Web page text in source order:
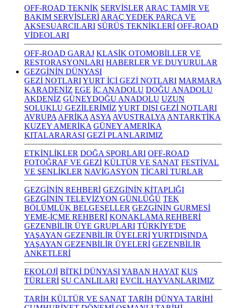
OFF-ROAD TEKNİK SERVİSLER ARAÇ TAMİR VE
BAKIM SERVİSLERİ ARAÇ YEDEK PARÇA VE
AKSESUARCILARI SÜRÜŞ TEKNİKLERİ OFF-ROAD
VİDEOLARI
OFF-ROAD GARAJ KLASİK OTOMOBİLLER VE
RESTORASYONLARI HABERLER VE DUYURULAR
GEZGİNİN DÜNYASI
GEZİ NOTLARIYURT İÇİ GEZİ NOTLARI MARMARA
KARADENİZ EGE İÇ ANADOLU DOĞU ANADOLU
AKDENİZ GÜNEYDOĞU ANADOLU UZUN
SOLUKLU GEZİLERİMİZ YURT DIŞI GEZİ NOTLARI
AVRUPA AFRİKA ASYA AVUSTRALYA ANTARKTİKA
KUZEY AMERİKA GÜNEY AMERİKA
KITALARARASI GEZİ PLANLARIMIZ
ETKİNLİKLER DOĞA SPORLARI OFF-ROAD
FOTOĞRAF VE GEZİ KÜLTÜR VE SANAT FESTİVAL
VE ŞENLİKLER NAVİGASYON TİCARİ TURLAR
GEZGİNİN REHBERİ GEZGİNİN KİTAPLIĞI
GEZGİNİN TELEVİZYON GÜNLÜĞÜ TEK
BÖLÜMLÜK BELGESELLER GEZGİNİN GURMESİ
YEME-İÇME REHBERİ KONAKLAMA REHBERİ
GEZENBİLİR ÜYE GRUPLARI TÜRKİYE'DE
YAŞAYAN GEZENBİLİR ÜYELERİYURTDIŞINDA
YAŞAYAN GEZENBİLİR ÜYELERİ GEZENBİLİR
ANKETLERİ
EKOLOJİ BİTKİ DÜNYASIYABAN HAYAT KUŞ
TÜRLERİ SU CANLILARI EVCİL HAYVANLARIMIZ
TARİH KÜLTÜR VE SANAT TARİH DÜNYA TARİHİ